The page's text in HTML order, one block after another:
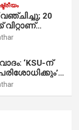
20
ഇപ്പോള്‍
‘KSU-ന്